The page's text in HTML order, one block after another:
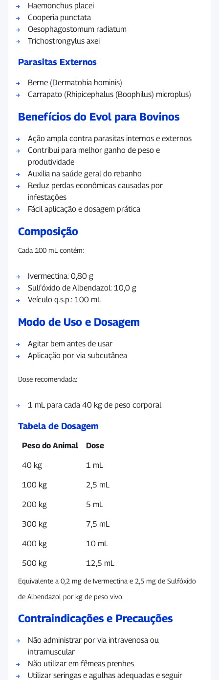
Haemonchus placei
Cooperia punctata
Oesophagostomum radiatum
Trichostrongylus axei
Parasitas Externos
Berne (Dermatobia hominis)
Carrapato (Rhipicephalus (Boophilus) microplus)
Benefícios do Evol para Bovinos
Ação ampla contra parasitas internos e externos
Contribui para melhor ganho de peso e
produtividade
Auxilia na saúde geral do rebanho
Reduz perdas econômicas causadas por
infestações
Fácil aplicação e dosagem prática
Composição
Cada 100 mL contém:
Ivermectina: 0,80 g
Sulfóxido de Albendazol: 10,0 g
Veículo q.s.p.: 100 mL
Modo de Uso e Dosagem
Agitar bem antes de usar
Aplicação por via subcutânea
Dose recomendada:
1 mL para cada 40 kg de peso corporal
Tabela de Dosagem
Peso do Animal Dose
40 kg 1 mL
100 kg 2,5 mL
200 kg 5 mL
300 kg 7,5 mL
400 kg 10 mL
500 kg 12,5 mL
Equivalente a 0,2 mg de Ivermectina e 2,5 mg de Sulfóxido
de Albendazol por kg de peso vivo.
Contraindicações e Precauções
Não administrar por via intravenosa ou
intramuscular
Não utilizar em fêmeas prenhes
Utilizar seringas e agulhas adequadas e seguir